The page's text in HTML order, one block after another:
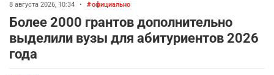
8 августа 2026, 10:34 • официально
Более 2000 грантов дополнительно
выделили вузы для абитуриентов 2026
года